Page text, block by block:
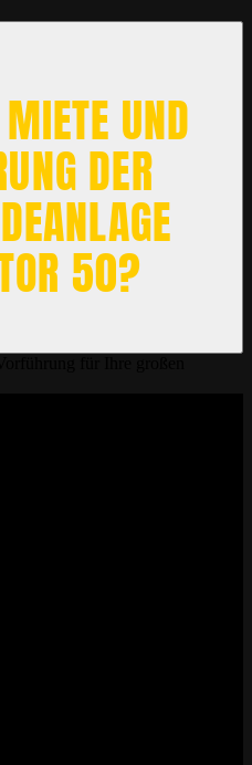
UND
DER
50?